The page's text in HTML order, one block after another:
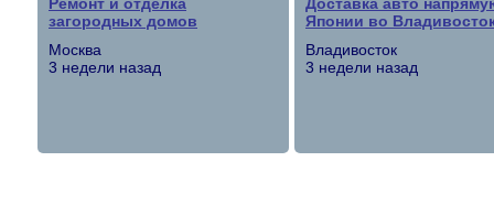
загородных домов
Москва
3 недели назад
Японии во
Владивосток
3 недели назад